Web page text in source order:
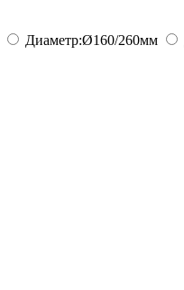
Диаметр:Ø160/260мм